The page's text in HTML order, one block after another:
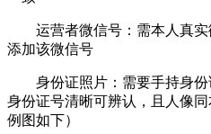
运营者微信号：需本人真
添加该微信号
身份证照片：需要手持身
身份证号清晰可辨认，且人像
例图如下）